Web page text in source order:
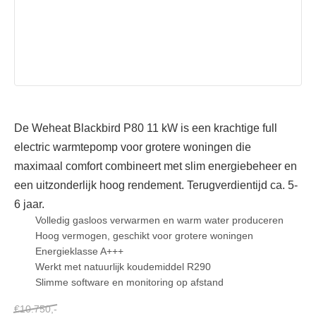
De Weheat Blackbird P80 11 kW is een krachtige full
electric warmtepomp voor grotere woningen die
maximaal comfort combineert met slim energiebeheer en
een uitzonderlijk hoog rendement. Terugverdientijd ca. 5-
6 jaar.
Volledig gasloos verwarmen en warm water produceren
Hoog vermogen, geschikt voor grotere woningen
Energieklasse A+++
Werkt met natuurlijk koudemiddel R290
Slimme software en monitoring op afstand
€10.750,-